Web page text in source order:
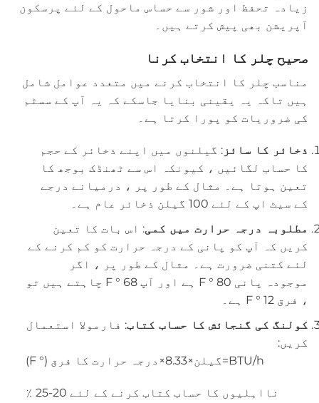
زیادہ تحفظ اور شور سے حساس ماحول کے لئے پرسکون
آپریشن بھی پیش کرتے ہیں۔
صحیح چلر کا انتخاب کرنا
مناسب چلر کا انتخاب کرنے میں متعدد عوامل شامل
ہیں تاکہ یہ یقینی بنایا جاسکے کہ یہ آپ کے سسٹم
کی ضروریات کو پورا کرتا ہے۔
ذخائر کا سائز : گیلنوں میں اپنے ذخائر کے حجم
کا حساب لگائیں ، کیونکہ اس سے ٹھنڈک بوجھ کا
تعین ہوتا ہے۔ مثال کے طور پر ، درمیانے درجے
کے سیٹ اپ کے لئے 100 گیلن ذخائر عام ہے۔
مطلوبہ درجہ حرارت میں کمی: اس بات کا تعین
کریں کہ آپ کو پانی کے درجہ حرارت کو کم کرنے کے
لئے کتنی ضرورت ہے۔ مثال کے طور پر ، اگر
موجودہ پانی 80 ° F ہے اور آپ 68 ° F چاہتے ہیں تو
، فرق 12 ° F ہے۔
کولنگ کی گنجائش کا حساب کتاب: فارمولا استعمال
کریں:
BTU/h
=گیلن×
8.33
× درجہ حرارت کا فرق (° F)
نااہلیوں کا حساب کتاب کرنے کے لئے 20-25 ٪